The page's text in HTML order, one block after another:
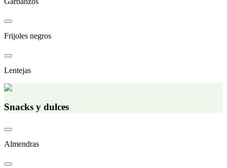
Frijoles negros
Lentejas
Snacks y dulces
Almendras